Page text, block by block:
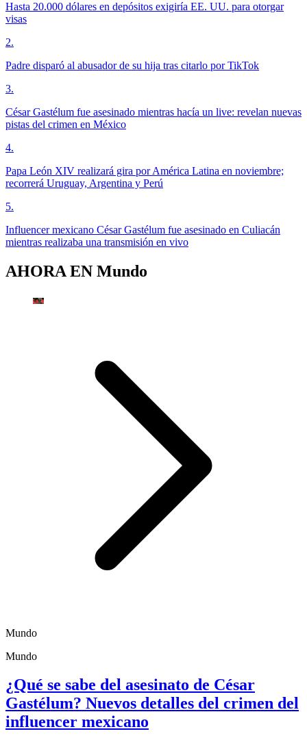
Hasta 20.000 dólares en depósitos exigiría EE. UU. para otorgar
visas
2.
Padre disparó al abusador de su hija tras citarlo por TikTok
3.
César Gastélum fue asesinado mientras hacía un live: revelan nuevas
pistas del crimen en México
4.
Papa León XIV realizará gira por América Latina en noviembre;
recorrerá Uruguay, Argentina y Perú
5.
Influencer mexicano César Gastélum fue asesinado en Culiacán
mientras realizaba una transmisión en vivo
AHORA EN Mundo
Mundo
Mundo
¿Qué se sabe del asesinato de César
Gastélum? Nuevos detalles del crimen del
influencer mexicano